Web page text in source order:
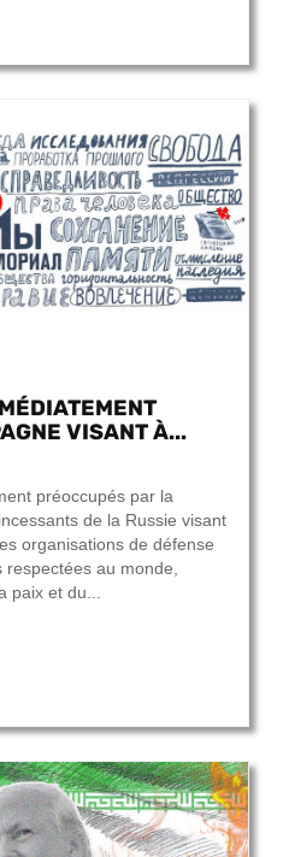
VISANT À...
préoccupés par la
de la Russie visant
organisations de défense
respectées au monde,
paix et du...